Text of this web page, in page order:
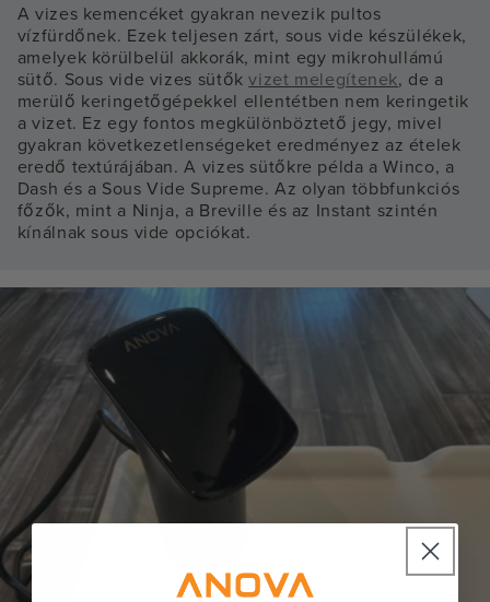
A vizes kemencéket gyakran nevezik pultos
vízfürdőnek. Ezek teljesen zárt, sous vide készülékek,
amelyek körülbelül akkorák, mint egy mikrohullámú
sütő. Sous vide vizes sütőkvizet melegítenek, de a
merülő keringetőgépekkel ellentétben nem keringetik
a vizet. Ez egy fontos megkülönböztető jegy, mivel
gyakran következetlenségeket eredményez az ételek
eredő textúrájában. A vizes sütőkre példa a Winco, a
Dash és a Sous Vide Supreme. Az olyan többfunkciós
főzők, mint a Ninja, a Breville és az Instant szintén
kínálnak sous vide opciókat.